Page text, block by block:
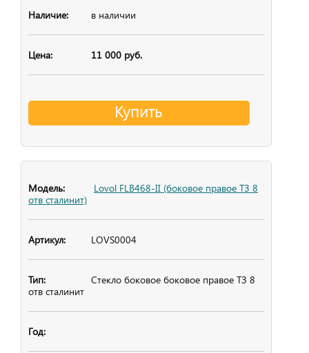
в наличии
11 000 руб.
Купить
Lovol FLB468-II (боковое правое ТЗ 8
отв сталинит)
LOVS0004
Стекло боковое боковое правое ТЗ 8
отв сталинит